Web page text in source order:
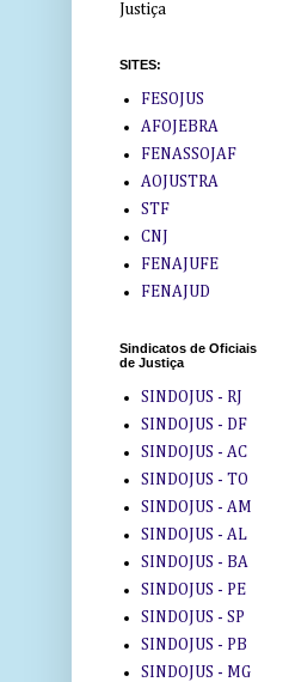
Justiça
SITES:
FESOJUS
AFOJEBRA
FENASSOJAF
AOJUSTRA
STF
CNJ
FENAJUFE
FENAJUD
Sindicatos de Oficiais
de Justiça
SINDOJUS - RJ
SINDOJUS - DF
SINDOJUS - AC
SINDOJUS - TO
SINDOJUS - AM
SINDOJUS - AL
SINDOJUS - BA
SINDOJUS - PE
SINDOJUS - SP
SINDOJUS - PB
SINDOJUS - MG